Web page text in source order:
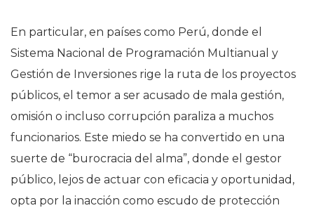
En particular, en países como Perú, donde el
Sistema Nacional de Programación Multianual y
Gestión de Inversiones rige la ruta de los proyectos
públicos, el temor a ser acusado de mala gestión,
omisión o incluso corrupción paraliza a muchos
funcionarios. Este miedo se ha convertido en una
suerte de “burocracia del alma”, donde el gestor
público, lejos de actuar con eficacia y oportunidad,
opta por la inacción como escudo de protección